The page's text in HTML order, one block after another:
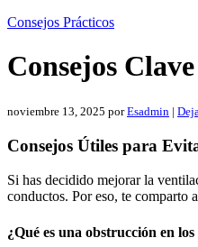
Consejos Prácticos
Consejos
noviembre 13, 2025 porEsadmin |
Consejos Útiles para
Si has decidido mejorar la
conductos. Por eso, te comparto
¿Qué es una obstrucción en